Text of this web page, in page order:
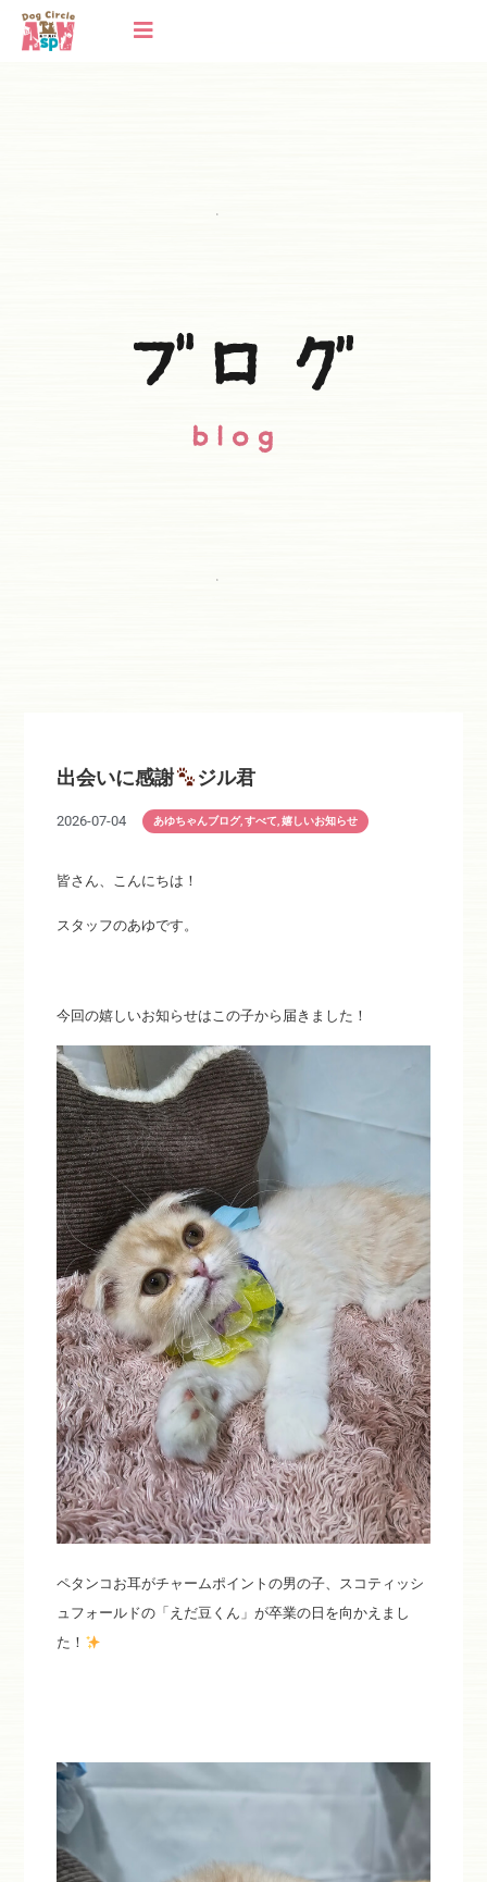
出会いに感謝 ジル君
2026-07-04 あゆちゃんブログ,すべて ,嬉しいお知らせ
皆さん、こんにちは！
スタッフのあゆです。
今回の嬉しいお知らせはこの子から届きました！
ペタンコお耳がチャームポイントの男の子、スコティッシ
ュフォールドの「えだ豆くん」が卒業の日を向かえまし
た！